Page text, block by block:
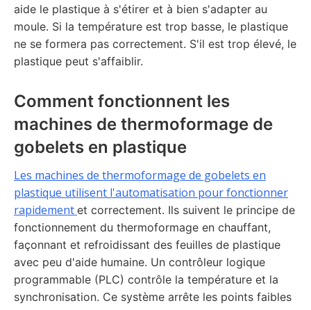
aide le plastique à s'étirer et à bien s'adapter au
moule. Si la température est trop basse, le plastique
ne se formera pas correctement. S'il est trop élevé, le
plastique peut s'affaiblir.
Comment fonctionnent les
machines de thermoformage de
gobelets en plastique
Les machines de thermoformage de gobelets en
plastique utilisent l'automatisation pour fonctionner
rapidement et correctement. Ils suivent le principe de
fonctionnement du thermoformage en chauffant,
façonnant et refroidissant des feuilles de plastique
avec peu d'aide humaine. Un contrôleur logique
programmable (PLC) contrôle la température et la
synchronisation. Ce système arrête les points faibles